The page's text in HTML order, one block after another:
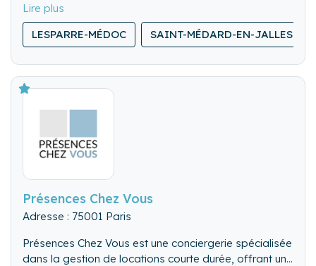
réputation sur la confiance et la qualité du service.
LESPARRE-MÉDOC
SAINT-MÉDARD-EN-JALLES
Présences Chez Vous
Adresse : 75001 Paris
Présences Chez Vous est une conciergerie spécialisée
dans la gestion de locations courte durée, offrant un